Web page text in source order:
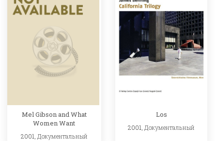
Mel Gibson and What
Women Want
2001, Документальный
Los
2001, Документальный